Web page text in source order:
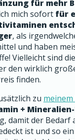
für mehr
mich sofort für
, als
und haben
Vielleicht sind
den wirklich
finden.
zu
+
damit der Bedarf
ist und so ein